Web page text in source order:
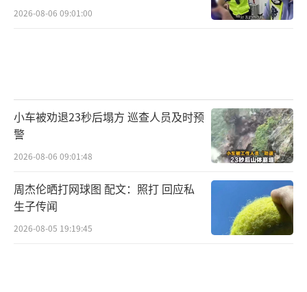
2026-08-06 09:01:00
小车被劝退23秒后塌方 巡查人员及时预
警
2026-08-06 09:01:48
周杰伦晒打网球图 配文：照打 回应私
生子传闻
2026-08-05 19:19:45